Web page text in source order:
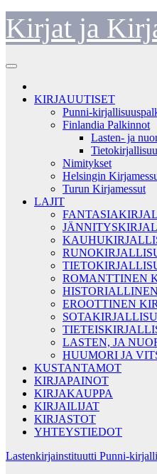
Skip
to
content
Kirjat ja
KIRJAUUTISET
Punni-
Finlandia Palkinnot
Lasten- ja
Nimitykset
Helsingin
Turun Kirjamessut
LAJIT
ROMANTTINEN
EROOTTINEN
LASTEN, JA
HUUMORI JA
KUSTANTAMOT
KIRJAPAINOT
KIRJAKAUPPA
KIRJAILIJAT
KIRJASTOT
YHTEYSTIEDOT
Lastenkirjainstituutti Punni-